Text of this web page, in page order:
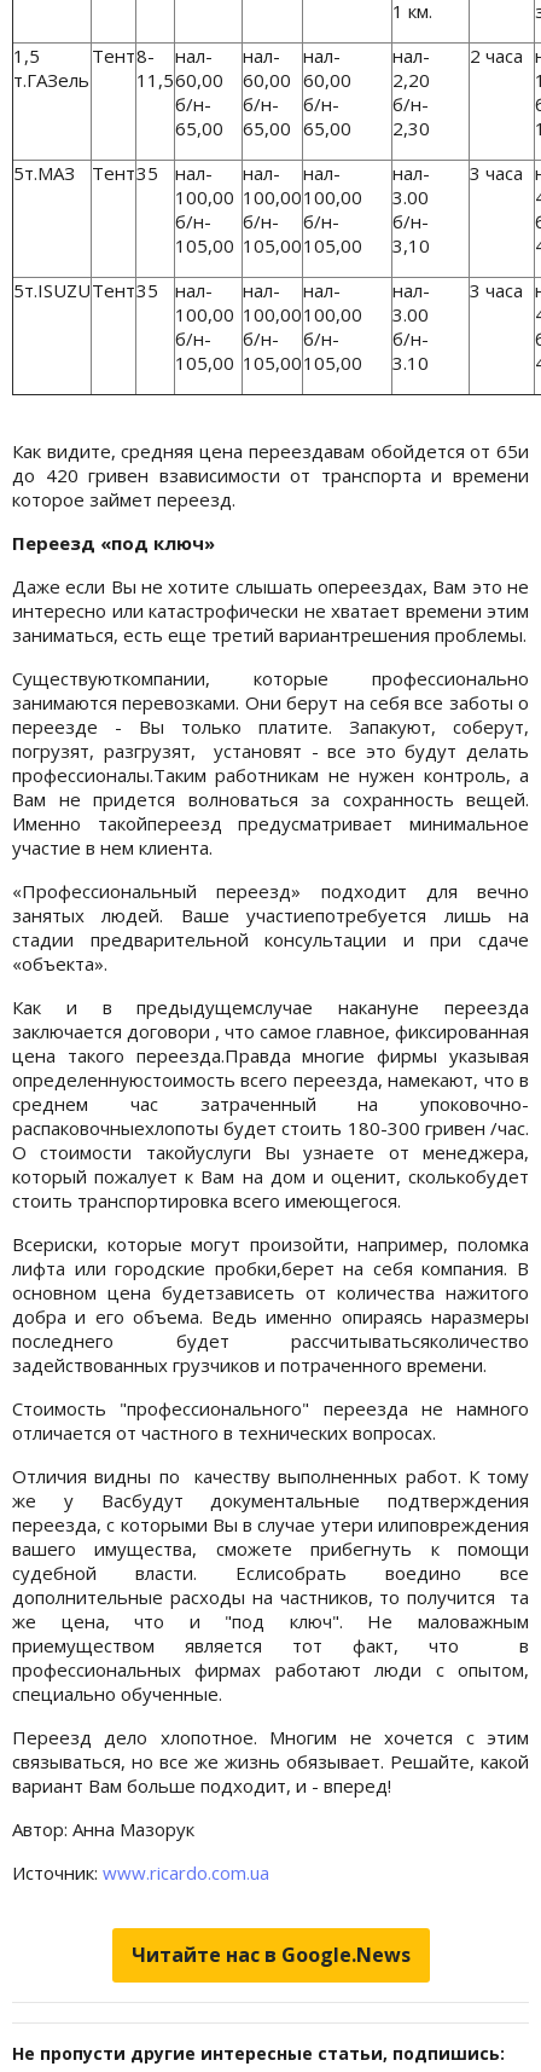
1 км.
1,5
т.ГАЗель
Тент8-
11,5
нал-
60,00
б/н-
65,00
нал-
60,00
б/н-
65,00
нал-
60,00
б/н-
65,00
нал-
2,20
б/н-
2,30
2 часа
5т.МАЗ
Тент35
нал-
100,00
б/н-
105,00
нал-
100,00
б/н-
105,00
нал-
100,00
б/н-
105,00
нал-
3.00
б/н-
3,10
3 часа
5т.ISUZUТент35
нал-
100,00
б/н-
105,00
нал-
100,00
б/н-
105,00
нал-
100,00
б/н-
105,00
нал-
3.00
б/н-
3.10
3 часа
Как видите, средняя цена переездавам обойдется от 65и
до 420 гривен взависимости от транспорта и времени
которое займет переезд.
Переезд «под ключ»
Даже если Вы не хотите слышать опереездах, Вам это не
интересно или катастрофически не хватает времени этим
заниматься, есть еще третий вариантрешения проблемы.
Существуюткомпании, которые профессионально
занимаются перевозками. Они берут на себя все заботы о
переезде - Вы только платите. Запакуют, соберут,
погрузят, разгрузят, установят - все это будут делать
профессионалы.Таким работникам не нужен контроль, а
Вам не придется волноваться за сохранность вещей.
Именно такойпереезд предусматривает минимальное
участие в нем клиента.
«Профессиональный переезд» подходит для вечно
занятых людей. Ваше участиепотребуется лишь на
стадии предварительной консультации и при сдаче
«объекта».
Как и в предыдущемслучае накануне переезда
заключается договори , что самое главное, фиксированная
цена такого переезда.Правда многие фирмы указывая
определеннуюстоимость всего переезда, намекают, что в
среднем час затраченный на упоковочно-
распаковочныехлопоты будет стоить 180-300 гривен /час.
О стоимости такойуслуги Вы узнаете от менеджера,
который пожалует к Вам на дом и оценит, сколькобудет
стоить транспортировка всего имеющегося.
Всериски, которые могут произойти, например, поломка
лифта или городские пробки,берет на себя компания. В
основном цена будетзависеть от количества нажитого
добра и его объема. Ведь именно опираясь наразмеры
последнего будет рассчитыватьсяколичество
задействованных грузчиков и потраченного времени.
Стоимость "профессионального" переезда не намного
отличается от частного в технических вопросах.
Отличия видны по качеству выполненных работ. К тому
же у Васбудут документальные подтверждения
переезда, с которыми Вы в случае утери илиповреждения
вашего имущества, сможете прибегнуть к помощи
судебной власти. Еслисобрать воедино все
дополнительные расходы на частников, то получится та
же цена, что и "под ключ". Не маловажным
приемуществом является тот факт, что в
профессиональных фирмах работают люди с опытом,
специально обученные.
Переезд дело хлопотное. Многим не хочется с этим
связываться, но все же жизнь обязывает. Решайте, какой
вариант Вам больше подходит, и - вперед!
Автор: Анна Мазорук
Источник: www.ricardo.com.ua
Читайте нас в Google.News
Не пропусти другие интересные статьи, подпишись: